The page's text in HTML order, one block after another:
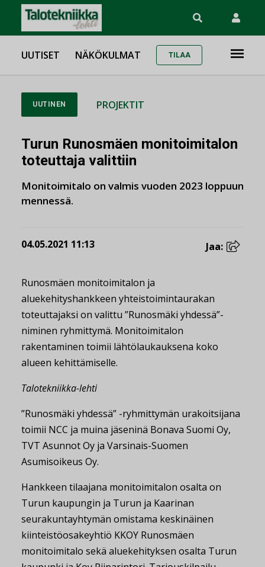
UUTISET NÄKÖKULMAT TILAA
UUTINEN PROJEKTIT
Turun Runosmäen monitoimitalon
toteuttaja valittiin
Monitoimitalo on valmis vuoden 2023 loppuun
mennessä.
04.05.2021 11:13 Jaa:
Runosmäen monitoimitalon ja
aluekehityshankkeen yhteistoimintaurakan
toteuttajaksi on valittu ”Runosmäki yhdessä”-
niminen ryhmittymä. Monitoimitalon
rakentaminen toimii lähtölaukauksena koko
alueen kehittämiselle.
Talotekniikka-lehti
”Runosmäki yhdessä” -ryhmittymän urakoitsijana
toimii NCC ja muina jäseninä Bonava Suomi Oy,
TVT Asunnot Oy ja Varsinais-Suomen
Asumisoikeus Oy.
Hankkeen tilaajana monitoimitalon osalta on
Turun kaupungin ja Turun ja Kaarinan
seurakuntayhtymän omistama keskinäinen
kiinteistöosakeyhtiö KKOY Runosmäen
monitoimitalo sekä aluekehityksen osalta Turun